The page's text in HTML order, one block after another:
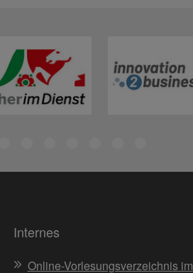
Internes
Online-Vorlesungsverzeichnis im